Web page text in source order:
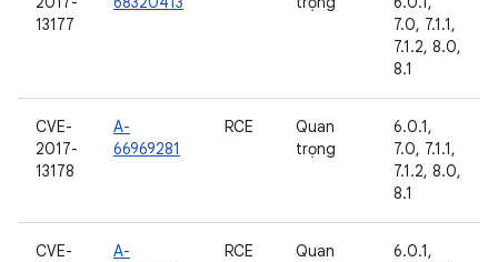
13177
7.0, 7.1.1,
7.1.2, 8.0,
8.1
CVE-
2017-
13178
A-
66969281
RCE
Quan
trọng
6.0.1,
7.0, 7.1.1,
7.1.2, 8.0,
8.1
CVE-
A-
RCE
Quan
6.0.1,